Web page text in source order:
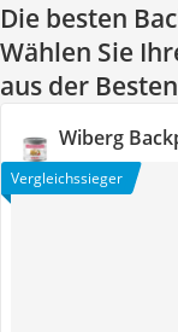
Die besten
Wählen Sie
aus der
Wiberg
Vergleichssieger